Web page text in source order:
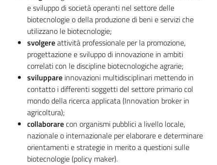
e sviluppo di società operanti nel settore delle
biotecnologie o della produzione di beni e servizi che
utilizzano le biotecnologie;
svolgereattività professionale per la promozione,
progettazione e sviluppo di innovazione in ambiti
correlati con le discipline biotecnologiche agrarie;
sviluppare innovazioni multidisciplinari mettendo in
contatto i differenti soggetti del settore primario col
mondo della ricerca applicata (Innovation broker in
agricoltura);
collaborarecon organismi pubblici a livello locale,
nazionale o internazionale per elaborare e determinare
orientamenti e strategie in merito a questioni sulle
biotecnologie (policy maker).